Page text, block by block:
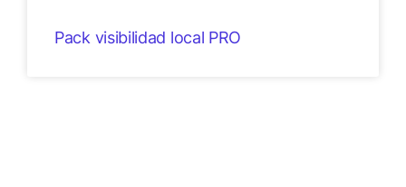
Pack visibilidad local PRO